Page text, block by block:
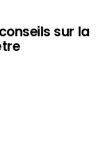
sur la